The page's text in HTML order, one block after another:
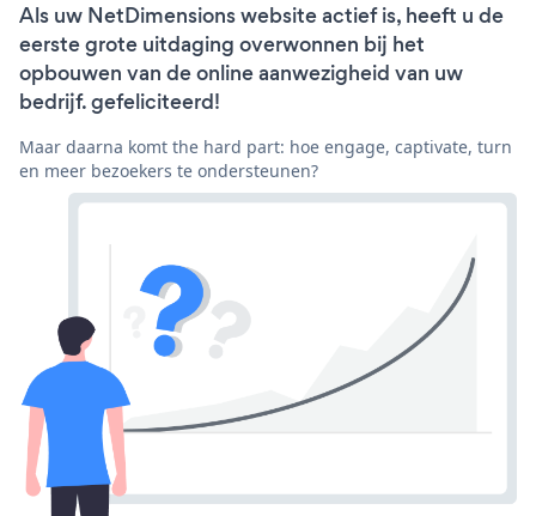
Als uw NetDimensions website actief is, heeft u de
eerste grote uitdaging overwonnen bij het
opbouwen van de online aanwezigheid van uw
bedrijf. gefeliciteerd!
Maar daarna komt the hard part: hoe engage, captivate, turn
en meer bezoekers te ondersteunen?